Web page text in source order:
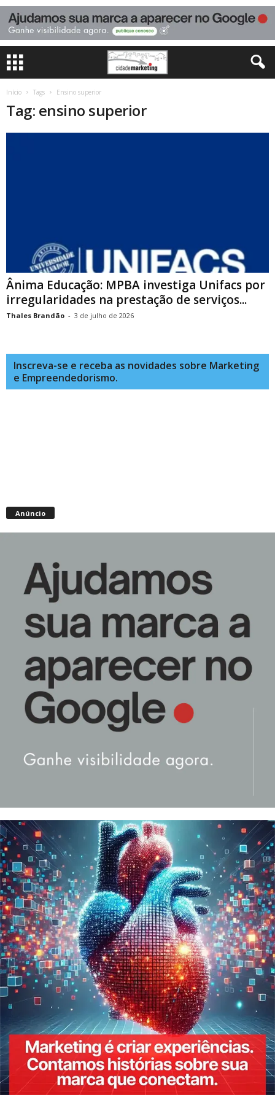
Início Tags Ensino superior
Tag: ensino superior
Ânima Educação: MPBA investiga Unifacs por
irregularidades na prestação de serviços...
Thales Brandão - 3 de julho de 2026
Inscreva-se e receba as novidades sobre Marketing
e Empreendedorismo.
Anúncio